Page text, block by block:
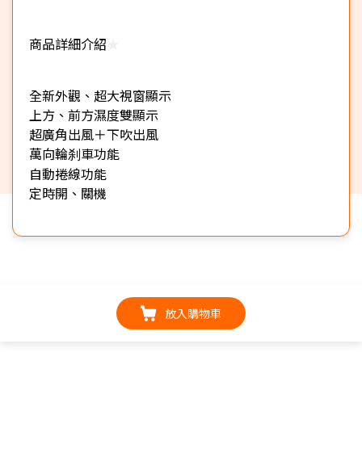
商品詳細介紹
全新外觀、超大視窗顯示
上方、前方濕度雙顯示
超廣角出風＋下吹出風
萬向輪刹車功能
自動捲線功能
定時開、關機
放入購物車